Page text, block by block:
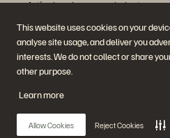
This website uses cookies on your
analyse site usage, and deliver you
interests. We do not collect or share
other purpose.
Learn more
Allow Cookies Reject Cookies
Artículo sobre conocimiento
Únase a la
Siga todos los canales
© 2026 Everpure, Inc. Todos
Privacidad Términos del sitio web